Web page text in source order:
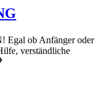
ob Anfänger oder
verständliche